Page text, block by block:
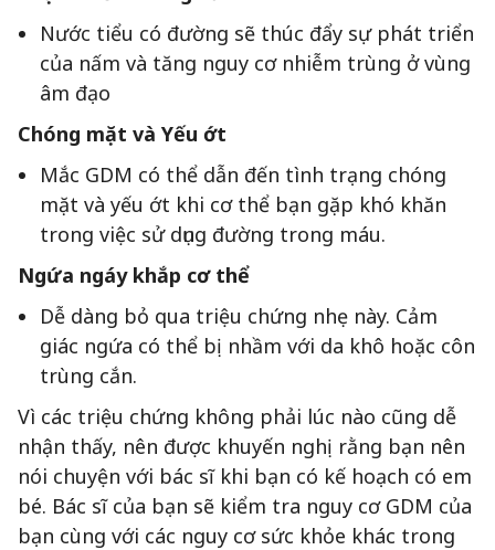
Nước tiểu có đường sẽ thúc đẩy sự phát triển
của nấm và tăng nguy cơ nhiễm trùng ở vùng
âm đạo
Chóng mặt và Yếu ớt
Mắc GDM có thể dẫn đến tình trạng chóng
mặt và yếu ớt khi cơ thể bạn gặp khó khăn
trong việc sử dụng đường trong máu.
Ngứa ngáy khắp cơ thể
Dễ dàng bỏ qua triệu chứng nhẹ này. Cảm
giác ngứa có thể bị nhầm với da khô hoặc côn
trùng cắn.
Vì các triệu chứng không phải lúc nào cũng dễ
nhận thấy, nên được khuyến nghị rằng bạn nên
nói chuyện với bác sĩ khi bạn có kế hoạch có em
bé. Bác sĩ của bạn sẽ kiểm tra nguy cơ GDM của
bạn cùng với các nguy cơ sức khỏe khác trong